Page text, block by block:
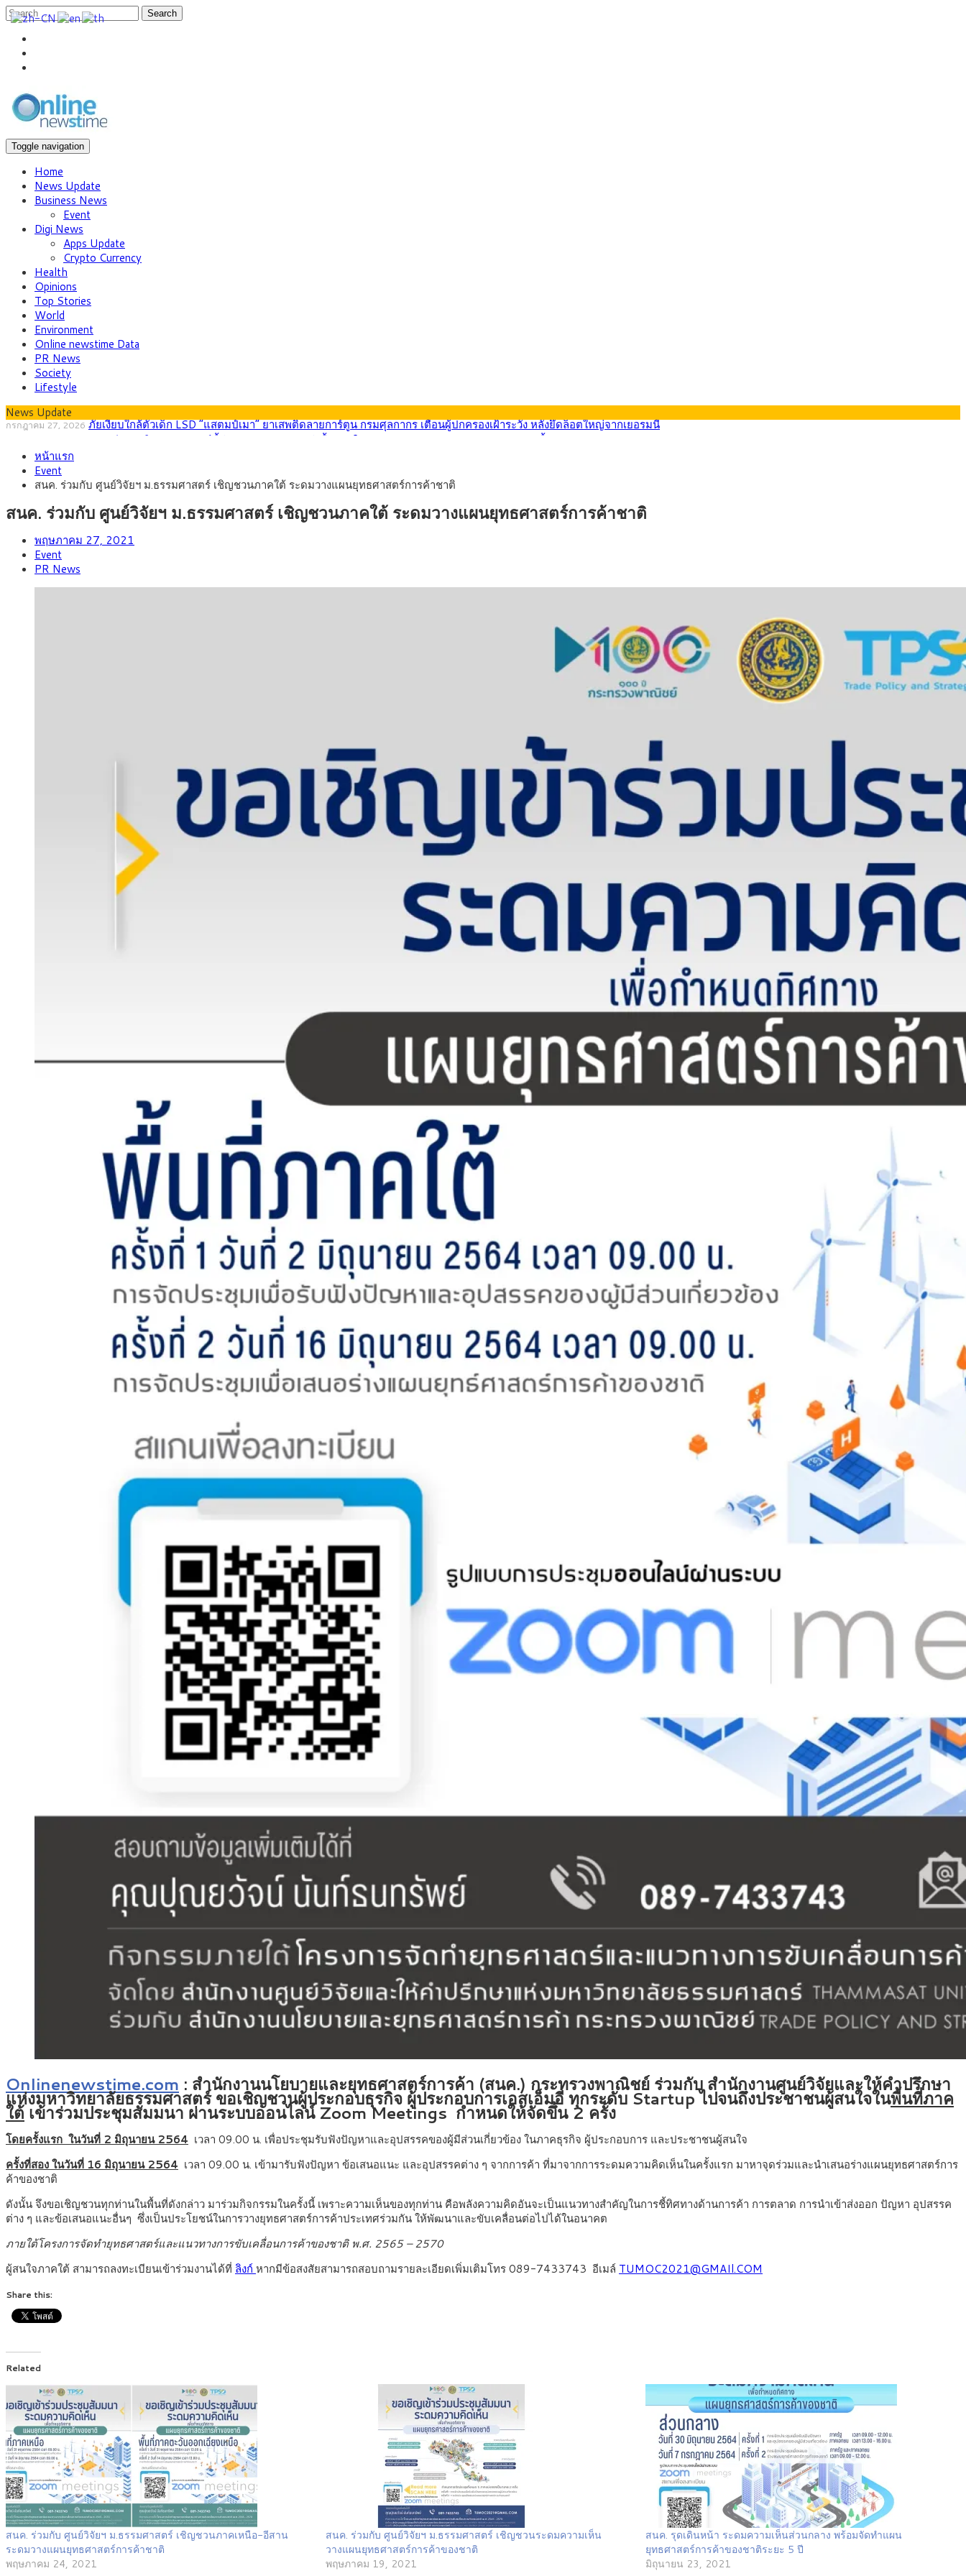
Search
Toggle navigation
Home
News Update
Business News
Event
Digi News
Apps Update
Crypto Currency
Health
Opinions
Top Stories
World
Environment
Online newstime Data
PR News
Society
Lifestyle
News Update
กรกฎาคม 27, 2026 กรุงศรี คาดเงินบาทสัปดาห์นี้ (27–31 ก.ค. 2569) ซื้อขายในกรอบ 33.40-34.00 มองเฟดคงดอกเบี้ย
สิงหาคม 4, 2026
สิงหาคม 3, 2026
สิงหาคม 1, 2026 “เอกนิติ” เปิดเครื่องยนต์เศรษฐกิจใหม่ของไทย เดินหน้า 5 ยุทธศาสตร์ รื้อโครงสร้างเศรษฐกิจ ดันไทยโตเต็มศักยภาพ
กรกฎาคม 27, 2026 ภัยเงียบใกล้ตัวเด็ก LSD “แสตมป์เมา” ยาเสพติดลายการ์ตูน กรมศุลกากร เตือนผู้ปกครองเฝ้าระวัง หลังยึดล็อตใหญ่จากเยอรมนี
หน้าแรก
Event
สนค. ร่วมกับ ศูนย์วิจัยฯ ม.ธรรมศาสตร์ เชิญชวนภาคใต้ ระดมวางแผนยุทธศาสตร์การค้าชาติ
สนค. ร่วมกับ ศูนย์วิจัยฯ ม.ธรรมศาสตร์ เชิญชวนภาคใต้ ระดมวางแผนยุทธศาสตร์การค้าชาติ
พฤษภาคม 27, 2021
Event
PR News
Onlinenewstime.com : สำนักงานนโยบายและยุทธศาสตร์การค้า (สนค.) กระทรวงพาณิชย์ ร่วมกับ สำนักงานศูนย์วิจัยและให้คำปรึกษา
แห่งมหาวิทยาลัยธรรมศาสตร์ ขอเชิญชวนผู้ประกอบธุรกิจ ผู้ประกอบการเอสเอ็มอี ทุกระดับ Startup ไปจนถึงประชาชนผู้สนใจในพื้นที่ภาค
ใต้เข้าร่วมประชุมสัมมนา ผ่านระบบออนไลน์ Zoom Meetings กำหนดให้จัดขึ้น 2 ครั้ง
โดยครั้งแรก ในวันที่ 2 มิถุนายน 2564 เวลา 09.00 น. เพื่อประชุมรับฟังปัญหาและอุปสรรคของผู้มีส่วนเกี่ยวข้อง ในภาคธุรกิจ ผู้ประกอบการ และประชาชนผู้สนใจ
ครั้งที่สอง ในวันที่ 16 มิถุนายน 2564 เวลา 09.00 น. เข้ามารับฟังปัญหา ข้อเสนอแนะ และอุปสรรคต่าง ๆ จากการค้า ที่มาจากการระดมความคิดเห็นในครั้งแรก มาหาจุดร่วมและนำเสนอร่างแผนยุทธศาสตร์การ
ค้าของชาติ
ดังนั้น จึงขอเชิญชวนทุกท่านในพื้นที่ดังกล่าว มาร่วมกิจกรรมในครั้งนี้ เพราะความเห็นของทุกท่าน คือพลังความคิดอันจะเป็นแนวทางสำคัญในการชี้ทิศทางด้านการค้า การตลาด การนำเข้าส่งออก ปัญหา อุปสรรค
ต่าง ๆ และข้อเสนอแนะอื่นๆ ซึ่งเป็นประโยชน์ในการวางยุทธศาสตร์การค้าประเทศร่วมกัน ให้พัฒนาและขับเคลื่อนต่อไปได้ในอนาคต
ภายใต้โครงการจัดทำยุทธศาสตร์และแนวทางการขับเคลื่อนการค้าของชาติ พ.ศ. 2565 – 2570
ผู้สนใจภาคใต้ สามารถลงทะเบียนเข้าร่วมงานได้ที่ ลิงก์หากมีข้อสงสัยสามารถสอบถามรายละเอียดเพิ่มเติมโทร 089-7433743 อีเมล์ TUMOC2021@GMAIl.COM
Share this:
Related
สนค. ร่วมกับ ศูนย์วิจัยฯ ม.ธรรมศาสตร์ เชิญชวนภาคเหนือ-อีสาน
ระดมวางแผนยุทธศาสตร์การค้าชาติ
พฤษภาคม 24, 2021
สนค. ร่วมกับ ศูนย์วิจัยฯ ม.ธรรมศาสตร์ เชิญชวนระดมความเห็น
วางแผนยุทธศาสตร์การค้าของชาติ
พฤษภาคม 19, 2021
สนค. รุดเดินหน้า ระดมความเห็นส่วนกลาง พร้อมจัดทำแผน
ยุทธศาสตร์การค้าของชาติระยะ 5 ปี
มิถุนายน 23, 2021